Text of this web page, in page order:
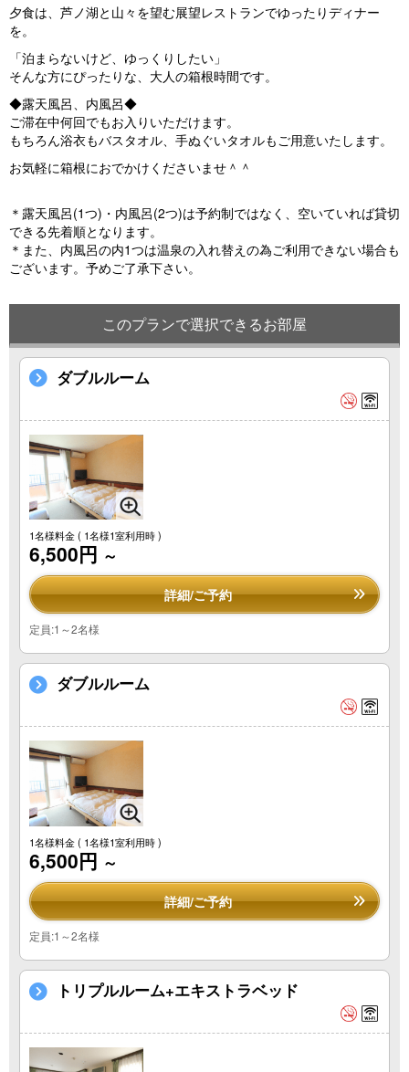
夕食は、芦ノ湖と山々を望む展望レストランでゆったりディナー
を。
「泊まらないけど、ゆっくりしたい」
そんな方にぴったりな、大人の箱根時間です。
◆露天風呂、内風呂◆
ご滞在中何回でもお入りいただけます。
もちろん浴衣もバスタオル、手ぬぐいタオルもご用意いたします。
お気軽に箱根におでかけくださいませ＾＾
＊露天風呂(1つ)・内風呂(2つ)は予約制ではなく、空いていれば貸切
できる先着順となります。
＊また、内風呂の内1つは温泉の入れ替えの為ご利用できない場合も
ございます。予めご了承下さい。
このプランで選択できるお部屋
ダブルルーム
1名様料金( 1名様1室利用時 )
6,500円 ～
詳細/ご予約
定員:1～2名様
ダブルルーム
1名様料金( 1名様1室利用時 )
6,500円 ～
詳細/ご予約
定員:1～2名様
トリプルルーム+エキストラベッド